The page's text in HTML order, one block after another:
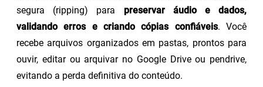
segura (ripping) para preservar áudio e dados,
validando erros e criando cópias confiáveis. Você
recebe arquivos organizados em pastas, prontos para
ouvir, editar ou arquivar no Google Drive ou pendrive,
evitando a perda definitiva do conteúdo.